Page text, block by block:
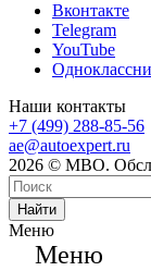
Вконтакте
Telegram
YouTube
Наши контакты
+7 (499) 288-85-56
ae@autoexpert.ru
2026 © МВО.
Найти
Меню
Меню